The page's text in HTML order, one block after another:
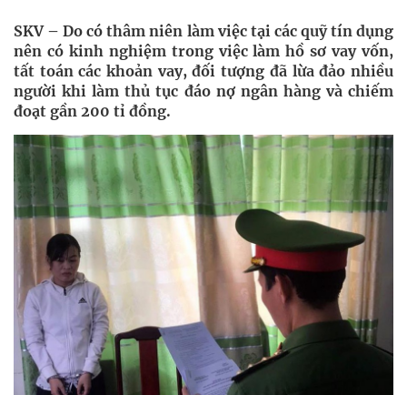
SKV – Do có thâm niên làm việc tại các quỹ tín dụng
nên có kinh nghiệm trong việc làm hồ sơ vay vốn,
tất toán các khoản vay, đối tượng đã lừa đảo nhiều
người khi làm thủ tục đáo nợ ngân hàng và chiếm
đoạt gần 200 tỉ đồng.